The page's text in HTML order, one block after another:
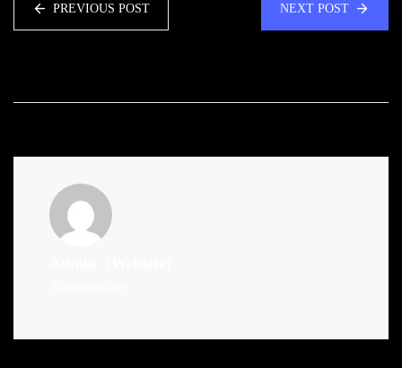
PREVIOUS POST NEXT POST